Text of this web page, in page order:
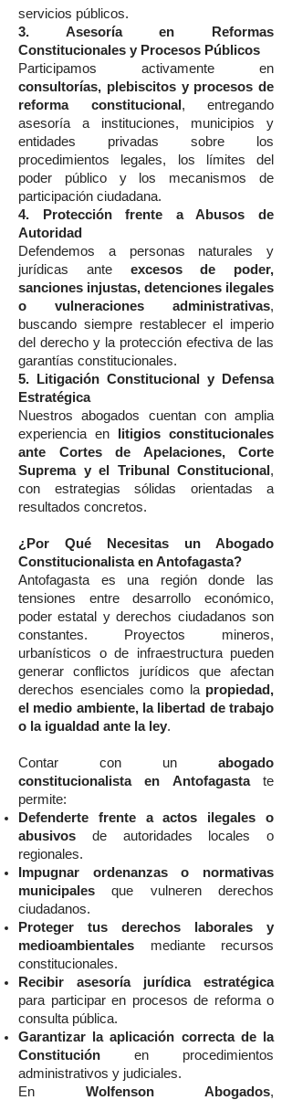
servicios públicos.
3. Asesoría en Reformas
Constitucionales y Procesos Públicos
Participamos activamente en
consultorías, plebiscitos y procesos de
reforma constitucional , entregando
asesoría a instituciones, municipios y
entidades privadas sobre los
procedimientos legales, los límites del
poder público y los mecanismos de
participación ciudadana.
4. Protección frente a Abusos de
Autoridad
Defendemos a personas naturales y
jurídicas ante excesos de poder,
sanciones injustas, detenciones ilegales
o vulneraciones administrativas,
buscando siempre restablecer el imperio
del derecho y la protección efectiva de las
garantías constitucionales.
5. Litigación Constitucional y Defensa
Estratégica
Nuestros abogados cuentan con amplia
experiencia en
litigios constitucionales
ante Cortes de Apelaciones, Corte
Suprema y el Tribunal Constitucional ,
con estrategias sólidas orientadas a
resultados concretos.
¿Por Qué Necesitas un Abogado
Constitucionalista en Antofagasta?
Antofagasta es una región donde las
tensiones entre desarrollo económico,
poder estatal y derechos ciudadanos son
constantes. Proyectos mineros,
urbanísticos o de infraestructura pueden
generar conflictos jurídicos que afectan
derechos esenciales como la propiedad,
el medio ambiente, la libertad de trabajo
o la igualdad ante la ley.
Contar con un abogado
constitucionalista en Antofagastate
permite:
Defenderte frente a actos ilegales o
abusivos de autoridades locales o
regionales.
Impugnar ordenanzas o normativas
municipales que vulneren derechos
ciudadanos.
Proteger tus derechos laborales y
medioambientales mediante recursos
constitucionales.
Recibir asesoría jurídica estratégica
para participar en procesos de reforma o
consulta pública.
Garantizar la aplicación correcta de la
Constitución en procedimientos
administrativos y judiciales.
En Wolfenson Abogados,